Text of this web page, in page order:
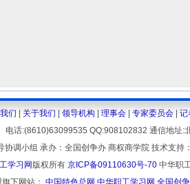
们 关于我们 领导机构 理事会| 专家委员会| 记
电话:(8610)63099535 QQ:908102832 通信地址:
协调小组 承办：全国创争办 商权商学院 技术支持
学习网 版权所有 京ICP备09110630号-70 中华职
下网站： 中国特色总网 中华职工学习网 全国创